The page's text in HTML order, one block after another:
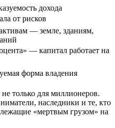
дохода
от рисков
— земле, зданиям,
— капитал работает на
форма владения
только для миллионеров.
наследники и те, кто
лежащие «мертвым грузом» на